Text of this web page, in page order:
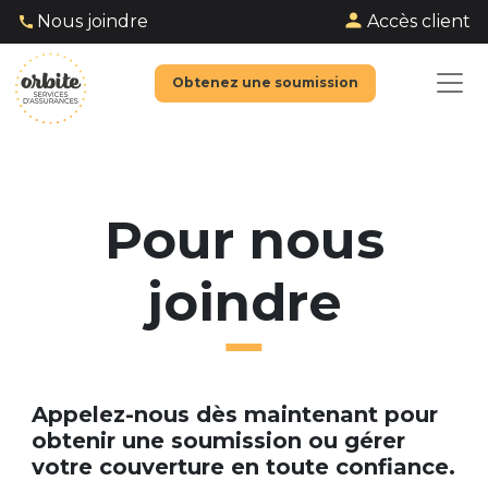
Nous joindre Accès client
Obtenez une soumission
Pour nous
joindre
Appelez-nous dès maintenant pour
obtenir une soumission ou gérer
votre couverture en toute confiance.